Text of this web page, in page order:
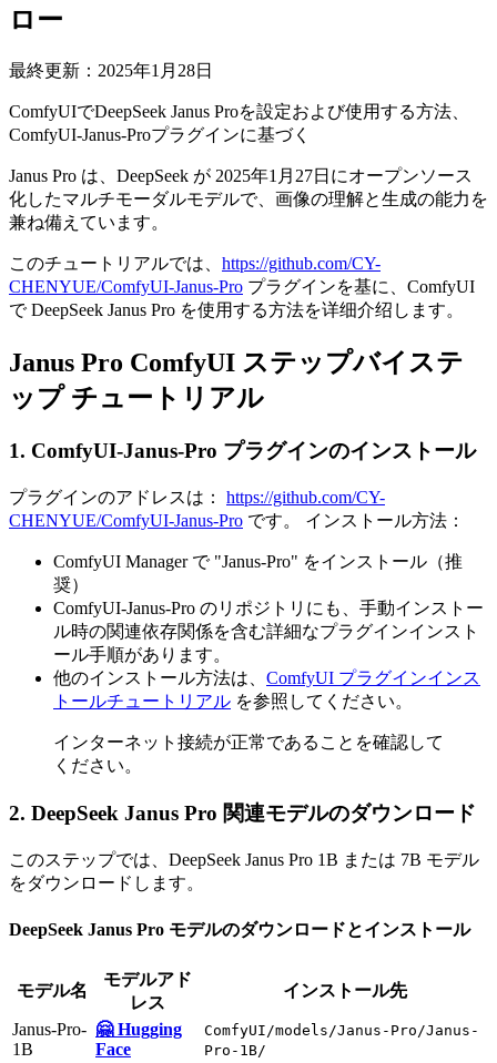
ロー
最終更新：2025年1月28日
ComfyUIでDeepSeek Janus Proを設定および使用する方法、
ComfyUI-Janus-Proプラグインに基づく
Janus Pro は、DeepSeek が 2025年1月27日にオープンソース
化したマルチモーダルモデルで、画像の理解と生成の能力を
兼ね備えています。
このチュートリアルでは、 https://github.com/CY-
CHENYUE/ComfyUI-Janus-Pro プラグインを基に、ComfyUI
で DeepSeek Janus Pro を使用する方法を详细介绍します。
Janus Pro ComfyUI ステップバイステ
ップ チュートリアル
1. ComfyUI-Janus-Pro プラグインのインストール
プラグインのアドレスは： https://github.com/CY-
CHENYUE/ComfyUI-Janus-Pro です。 インストール方法：
ComfyUI Manager で "Janus-Pro" をインストール（推
奨）
ComfyUI-Janus-Pro のリポジトリにも、手動インストー
ル時の関連依存関係を含む詳細なプラグインインスト
ール手順があります。
他のインストール方法は、 ComfyUI プラグインインス
トールチュートリアル を参照してください。
インターネット接続が正常であることを確認して
ください。
2. DeepSeek Janus Pro 関連モデルのダウンロード
このステップでは、DeepSeek Janus Pro 1B または 7B モデル
をダウンロードします。
DeepSeek Janus Pro モデルのダウンロードとインストール
モデル名
モデルアド
レス
インストール先
Janus-Pro-
1B
🤗 Hugging
Face
ComfyUI/models/Janus-Pro/Janus-
Pro-1B/